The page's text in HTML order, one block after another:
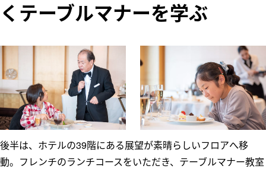
くテーブルマナーを学ぶ
後半は、ホテルの39階にある展望が素晴らしいフロアへ移
動。フレンチのランチコースをいただき、テーブルマナー教室